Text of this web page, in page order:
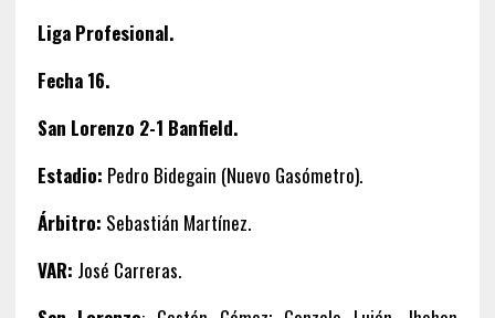
Liga Profesional.
Fecha 16.
San Lorenzo 2-1 Banfield.
Estadio: Pedro Bidegain (Nuevo Gasómetro).
Árbitro: Sebastián Martínez.
VAR: José Carreras.